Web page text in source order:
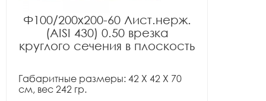
Ф100/200x200-60 Лист.нерж.
(AISI 430) 0.50 врезка
круглого сечения в плоскость
Габаритные размеры: 42 X 42 X 70
см, вес 242 гр.